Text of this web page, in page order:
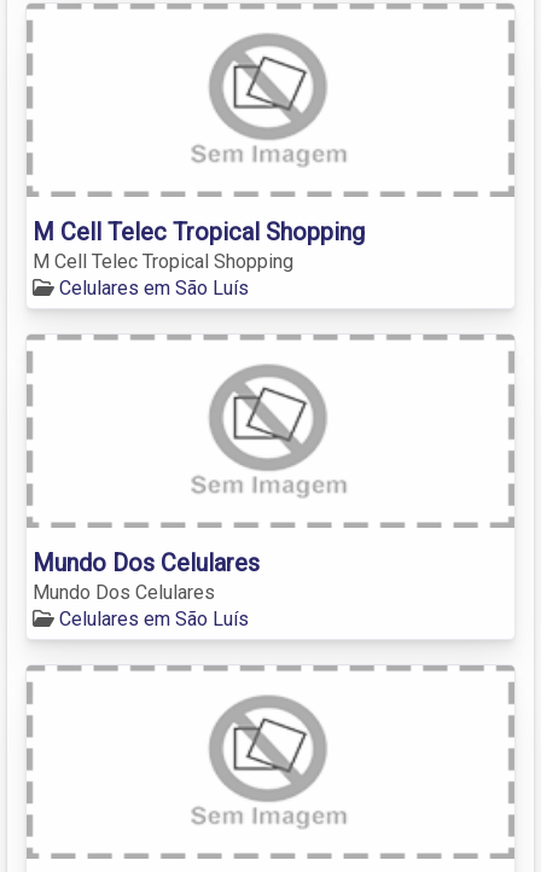
M Cell Telec Tropical Shopping
M Cell Telec Tropical Shopping
Celulares em São Luís
Mundo Dos Celulares
Mundo Dos Celulares
Celulares em São Luís